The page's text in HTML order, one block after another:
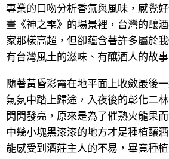
專業的口吻分析香氣與風味，感覺
畫《神之雫》的場景裡，台灣的釀
家那樣高超，但卻蘊含著許多屬於
有台灣風土的滋味、有釀酒人的故事
隨著黃昏彩霞在地平面上收斂最後
氣氛中踏上歸途，入夜後的彰化二
閃閃發亮，原來是為了催熟火龍果
中幾小塊黑漆漆的地方才是種植釀
能感受到酒莊主人的不易，畢竟種